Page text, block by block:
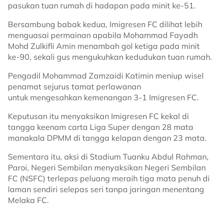
pasukan tuan rumah di hadapan pada minit ke-51.
Bersambung babak kedua, Imigresen FC dilihat lebih
menguasai permainan apabila Mohammad Fayadh
Mohd Zulkifli Amin menambah gol ketiga pada minit
ke-90, sekali gus mengukuhkan kedudukan tuan rumah.
Pengadil Mohammad Zamzaidi Katimin meniup wisel
penamat sejurus tamat perlawanan
untuk mengesahkan kemenangan 3-1 Imigresen FC.
Keputusan itu menyaksikan Imigresen FC kekal di
tangga keenam carta Liga Super dengan 28 mata
manakala DPMM di tangga kelapan dengan 23 mata.
Sementara itu, aksi di Stadium Tuanku Abdul Rahman,
Paroi, Negeri Sembilan menyaksikan Negeri Sembilan
FC (NSFC) terlepas peluang meraih tiga mata penuh di
laman sendiri selepas seri tanpa jaringan menentang
Melaka FC.